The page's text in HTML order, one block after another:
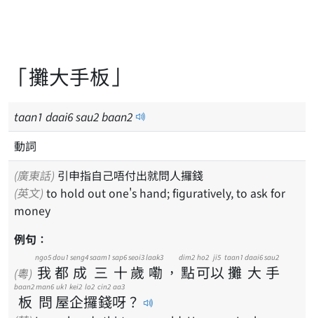
「攤大手板」
taan1 daai6sau2baan2
動詞
(廣東話) 引申指自己唔付出就問人攞錢
(英文)
money
例句：
(粵) 我
ngo5
都
dou1
成
seng4
三
saam1
十
sap6
歲
seoi3
嘞
laak3
， 點
dim2
可
ho2
以
ji5
攤
taan1
大
daai6
手
sau2
板
baan2
問
man6
屋
uk1
企
kei2
攞
lo2
錢
cin2
呀
aa3
？